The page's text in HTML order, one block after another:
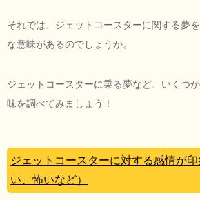
それでは、ジェットコースターに関する夢
な意味があるのでしょうか。
ジェットコースターに乗る夢など、いくつ
味を調べてみましょう！
ジェットコースターに対する感情が
い、怖いなど）